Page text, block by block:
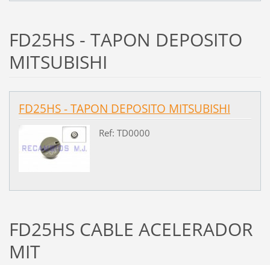
FD25HS - TAPON DEPOSITO
MITSUBISHI
FD25HS - TAPON DEPOSITO MITSUBISHI
Ref: TD0000
FD25HS CABLE ACELERADOR
MIT